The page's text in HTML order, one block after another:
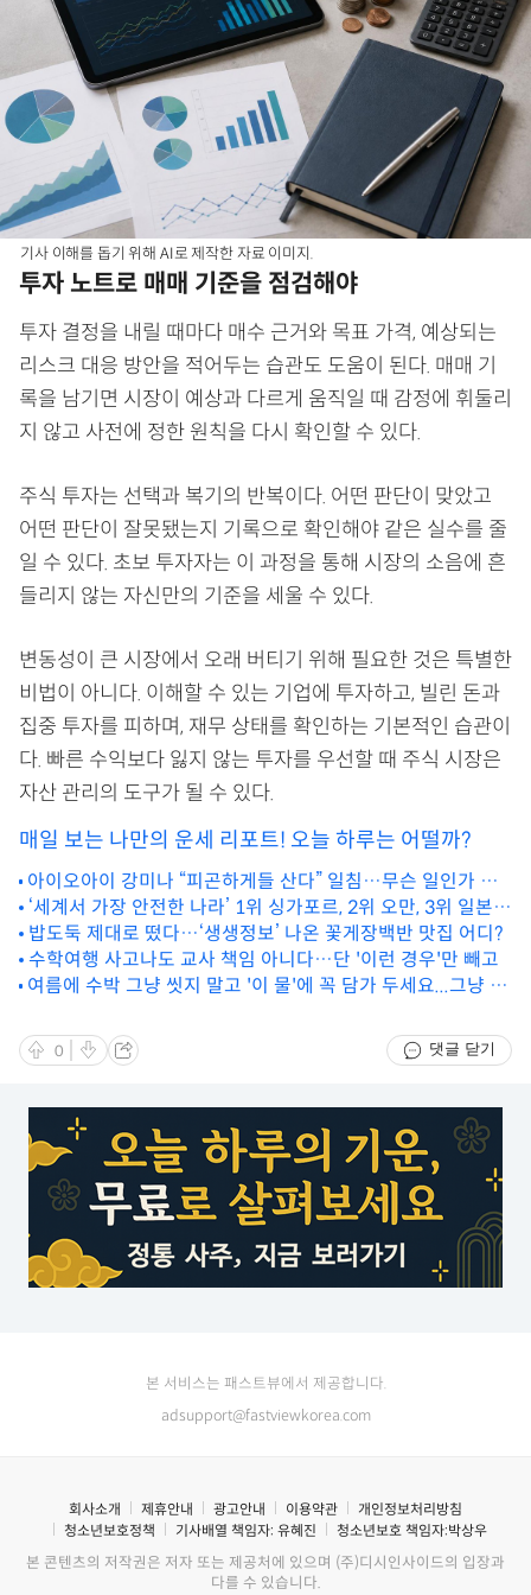
기사 이해를 돕기 위해 AI로 제작한 자료 이미지.
투자 노트로 매매 기준을 점검해야
투자 결정을 내릴 때마다 매수 근거와 목표 가격, 예상되는
리스크 대응 방안을 적어두는 습관도 도움이 된다. 매매 기
록을 남기면 시장이 예상과 다르게 움직일 때 감정에 휘둘리
지 않고 사전에 정한 원칙을 다시 확인할 수 있다.
주식 투자는 선택과 복기의 반복이다. 어떤 판단이 맞았고
어떤 판단이 잘못됐는지 기록으로 확인해야 같은 실수를 줄
일 수 있다. 초보 투자자는 이 과정을 통해 시장의 소음에 흔
들리지 않는 자신만의 기준을 세울 수 있다.
변동성이 큰 시장에서 오래 버티기 위해 필요한 것은 특별한
비법이 아니다. 이해할 수 있는 기업에 투자하고, 빌린 돈과
집중 투자를 피하며, 재무 상태를 확인하는 기본적인 습관이
다. 빠른 수익보다 잃지 않는 투자를 우선할 때 주식 시장은
자산 관리의 도구가 될 수 있다.
매일 보는 나만의 운세 리포트! 오늘 하루는 어떨까?
아이오아이 강미나 “피곤하게들 산다” 일침…무슨 일인가 보
니 이럴 만도
‘세계서 가장 안전한 나라’ 1위 싱가포르, 2위 오만, 3위 일본...
한국은?
밥도둑 제대로 떴다…‘생생정보’ 나온 꽃게장백반 맛집 어디?
수학여행 사고나도 교사 책임 아니다…단 '이런 경우'만 빼고
여름에 수박 그냥 씻지 말고 '이 물'에 꼭 담가 두세요...그냥 먹
0 댓글 닫기
본 서비스는 패스트뷰에서 제공합니다.
adsupport@fastviewkorea.com
회사소개 제휴안내 광고안내 이용약관
개인정보처리방침
청소년보호정책
기사배열 책임자: 유혜진 청소년보호 책임자:박상우
본 콘텐츠의 저작권은 저자 또는 제공처에 있으며 (주)디시인사이드의 입장과
다를 수 있습니다.